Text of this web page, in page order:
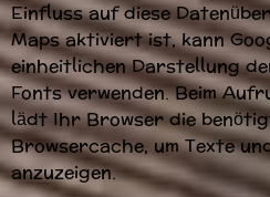
Einfluss auf diese
Maps aktiviert ist, kann
einheitlichen Darstellung
Fonts verwenden. Beim
lädt Ihr Browser die
Browsercache, um Texte
anzuzeigen.